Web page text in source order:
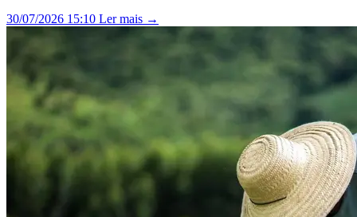
30/07/2026 15:10 Ler mais →